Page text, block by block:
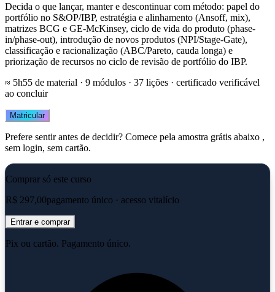
Decida o que lançar, manter e descontinuar com método: papel do
portfólio no S&OP/IBP, estratégia e alinhamento (Ansoff, mix),
matrizes BCG e GE-McKinsey, ciclo de vida do produto (phase-
in/phase-out), introdução de novos produtos (NPI/Stage-Gate),
classificação e racionalização (ABC/Pareto, cauda longa) e
priorização de recursos no ciclo de revisão de portfólio do IBP.
≈ 5h55 de material · 9 módulos · 37 lições · certificado verificável
ao concluir
Matricular
Prefere sentir antes de decidir? Comece pela amostra grátis abaixo ,
sem login, sem cartão.
Comprar só este curso
R$ 297,00pagamento único · acesso vitalício
Entrar e comprar
Pix ou cartão. Pagamento único.